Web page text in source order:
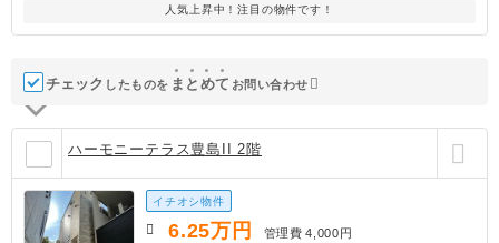
人気上昇中！注目の物件です！
チェック したものを ま と めて お問い合わせ
ハーモニーテラス豊島II 2階
イチオシ物件
6.25万円 管理費 4,000円